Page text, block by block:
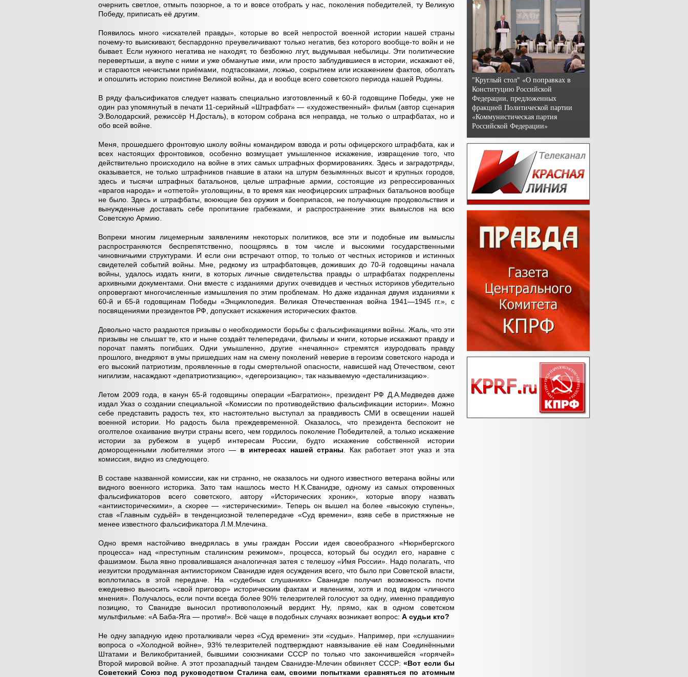
очернить светлое, отмыть позорное, а то и вовсе отобрать у нас, поколения победителей, ту Великую
Победу, приписать её другим.
Появилось много «искателей правды», которые во всей непростой военной истории нашей страны
почему-то выискивают, беспардонно преувеличивают только негатив, без которого вообще-то войн и не
бывает. Если нужного негатива не находят, то безбожно лгут, выдумывая небылицы. Эти политические
перевертыши, а вкупе с ними и уже обманутые ими, или просто заблудившиеся в истории, искажают её,
и стараются нечистыми приёмами, подтасовками, ложью, сокрытием или искажением фактов, оболгать
и опошлить историю поистине Великой войны, да и вообще всего советского периода нашей Родины.
В ряду фальсификатов следует назвать специально изготовленный к 60-й годовщине Победы, уже не
один раз упомянутый в печати 11-серийный «Штрафбат» — «художественный» фильм (автор сценария
Э.Володарский, режиссёр Н.Досталь), в котором собрана вся неправда, не только о штрафбатах, но и
обо всей войне.
Меня, прошедшего фронтовую школу войны командиром взвода и роты офицерского штрафбата, как и
всех настоящих фронтовиков, особенно возмущает умышленное искажение, извращение того, что
действительно происходило на войне в этих самых штрафных формированиях. Здесь и заградотряды,
оказывается, не только штрафников гнавшие в атаки на штурм безымянных высот и крупных городов,
здесь и тысячи штрафных батальонов, целые штрафные армии, состоящие из репрессированных
«врагов народа» и «отпетой» уголовщины, в то время как неофицерских штрафных батальонов вообще
не было. Здесь и штрафбаты, воюющие без оружия и боеприпасов, не получающие продовольствия и
вынужденные доставать себе пропитание грабежами, и распространение этих вымыслов на всю
Советскую Армию.
Вопреки многим лицемерным заявлениям некоторых политиков, все эти и подобные им вымыслы
распространяются беспрепятственно, поощряясь в том числе и высокими государственными
чиновничьими структурами. И если они встречают отпор, то только от честных историков и истинных
свидетелей событий войны. Мне, редкому из штрафбатовцев, доживших до 70-й годовщины начала
войны, удалось издать книги, в которых личные свидетельства правды о штрафбатах подкреплены
архивными документами. Они вместе с изданиями других очевидцев и честных историков убедительно
опровергают многочисленные измышления по этим проблемам. Но даже изданная двумя изданиями к
60-й и 65-й годовщинам Победы «Энциклопедия. Великая Отечественная война 1941—1945 гг.», с
посвящениями президентов РФ, допускает искажения исторических фактов.
Довольно часто раздаются призывы о необходимости борьбы с фальсификациями войны. Жаль, что эти
призывы не слышат те, кто и ныне создаёт телепередачи, фильмы и книги, которые искажают правду и
порочат память погибших. Одни умышленно, другие «нечаянно» стремятся изуродовать правду
прошлого, внедряют в умы пришедших нам на смену поколений неверие в героизм советского народа и
его высокий патриотизм, проявленные в годы смертельной опасности, нависшей над Отечеством, сеют
нигилизм, насаждают «депатриотизацию», «дегероизацию», так называемую «десталинизацию».
Летом 2009 года, в канун 65-й годовщины операции «Багратион», президент РФ Д.А.Медведев даже
издал Указ о создании специальной «Комиссии по противодействию фальсификации истории». Можно
себе представить радость тех, кто настоятельно выступал за правдивость СМИ в освещении нашей
военной истории. Но радость была преждевременной. Оказалось, что президента беспокоит не
оголтелое охаивание внутри страны всего, чем гордилось поколение Победителей, а только искажение
истории за рубежом в ущерб интересам России, будто искажение собственной истории
доморощенными любителями этого —в интересах нашей страны . Как работает этот указ и эта
комиссия, видно из следующего.
В составе названной комиссии, как ни странно, не оказалось ни одного известного ветерана войны или
видного военного историка. Зато там нашлось место Н.К.Сванидзе, одному из самых откровенных
фальсификаторов всего советского, автору «Исторических хроник», которые впору назвать
«антиисторическими», а скорее — «истерическими». Теперь он вышел на более «высокую ступень»,
став «Главным судьёй» в тенденциозной телепередаче «Суд времени», взяв себе в пристяжные не
менее известного фальсификатора Л.М.Млечина.
Одно время настойчиво внедрялась в умы граждан России идея своеобразного «Нюрнбергского
процесса» над «преступным сталинским режимом», процесса, который бы осудил его, наравне с
фашизмом. Была явно провалившаяся аналогичная затея с телешоу «Имя России». Надо полагать, что
иезуитски продуманная антиисториком Сванидзе идея осуждения всего, что было при Советской власти,
воплотилась в этой передаче. На «судебных слушаниях» Сванидзе получил возможность почти
ежедневно выносить «свой приговор» историческим фактам и явлениям, хотя и под видом «личного
мнения». Получалось, если почти всегда более 90% телезрителей голосуют за одну, именно правдивую
позицию, то Сванидзе выносил противоположный вердикт. Ну, прямо, как в одном советском
мультфильме: «А Баба-Яга — против!». Всё чаще в подобных случаях возникает вопрос: А судьи кто?
Не одну западную идею проталкивали через «Суд времени» эти «судьи». Например, при «слушании»
вопроса о «Холодной войне», 93% телезрителей подтверждают навязывание её нам Соединёнными
Штатами и Великобританией, бывшими союзниками СССР по только что закончившейся «горячей»
Второй мировой войне. А этот прозападный тандем Сванидзе-Млечин обвиняет СССР:«Вот если бы
Советский Союз под руководством Сталина сам, своими попытками сравняться по атомным
"Круглый стол" «О поправках в
Конституцию Российской
Федерации, предложенных
фракцией Политической партии
«Коммунистическая партия
Российской Федерации»